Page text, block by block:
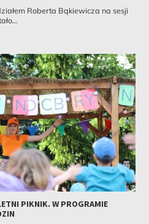
Roberta Bąkiewicza na sesji
PIKNIK. W PROGRAMIE